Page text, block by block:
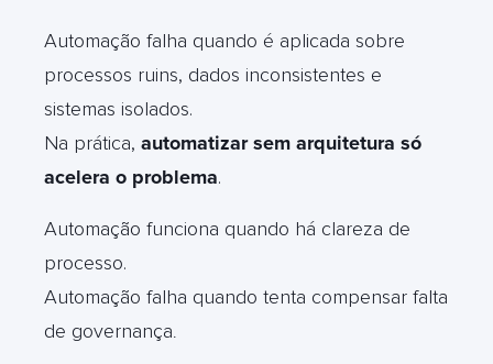
Automação falha quando é aplicada sobre
processos ruins, dados inconsistentes e
sistemas isolados.
Na prática, automatizar sem arquitetura só
acelera o problema.
Automação funciona quando há clareza de
processo.
Automação falha quando tenta compensar falta
de governança.